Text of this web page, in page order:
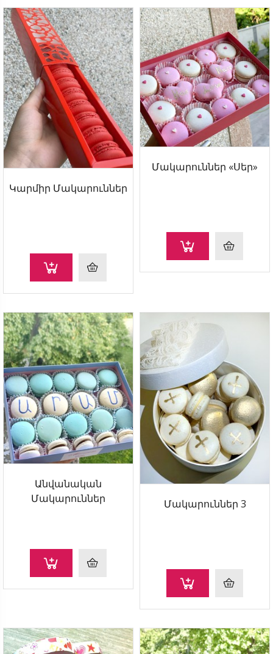
Կարմիր Մակարուններ
Մակարուններ «Սեր»
Անվանական
Մակարուններ
Մակարուններ 3